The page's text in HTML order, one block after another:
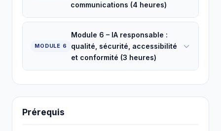
communications (4 heures)
MODULE 6
Module 6 – IA responsable :
qualité, sécurité, accessibilité
et conformité (3 heures)
Prérequis